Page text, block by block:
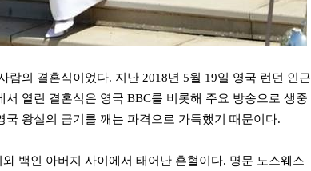
람의 결혼식이었다. 지난 2018년 5월 19일 영국 런던 인근
열린 결혼식은 영국 BBC를 비롯해 주요 방송으로 생중
왕실의 금기를 깨는 파격으로 가득했기 때문이다.
백인 아버지 사이에서 태어난 혼혈이다. 명문 노스웨스